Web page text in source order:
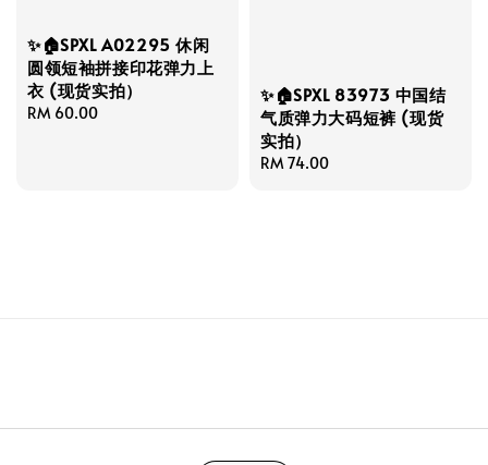
✨🏠SPXL A02295 休闲
圆领短袖拼接印花弹力上
衣 (现货实拍）
Regular
RM 60.00
✨🏠SPXL 83973 中国结
气质弹力大码短裤 (现货
实拍）
Regular
RM 74.00